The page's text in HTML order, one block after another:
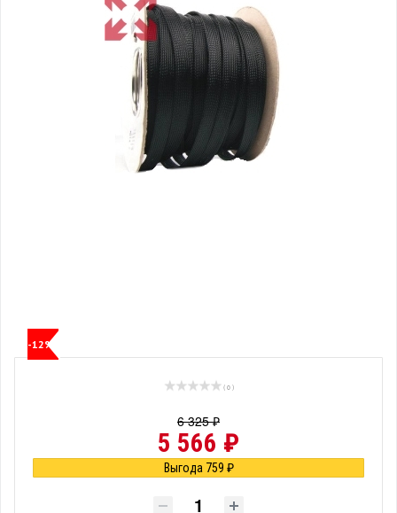
-12%
( 0 )
6 325 ₽
5 566 ₽
Выгода 759 ₽